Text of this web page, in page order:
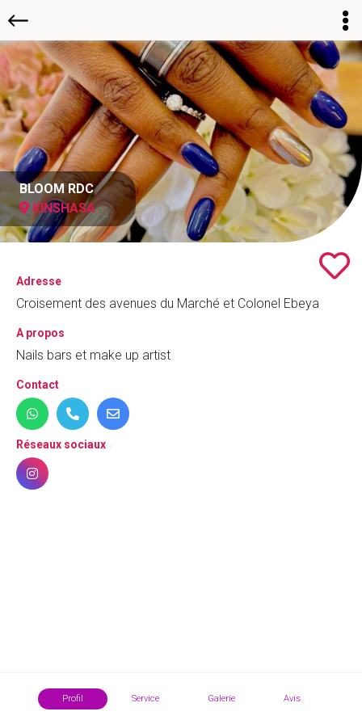
BLOOM RDC
KINSHASA
Adresse
Croisement des avenues du Marché et Colonel Ebeya
A propos
Nails bars et make up artist
Contact
Réseaux sociaux
Profil Service Galerie Avis